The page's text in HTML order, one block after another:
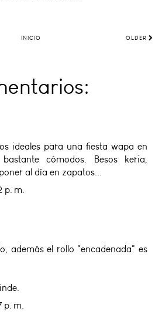
INICIO OLDER
ideales para una fiesta wapa en
cómodos. Besos keria,
al día en zapatos...
p. m.
además el rollo "encadenada" es
p. m.